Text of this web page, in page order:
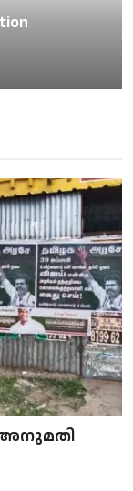
അനുമതി